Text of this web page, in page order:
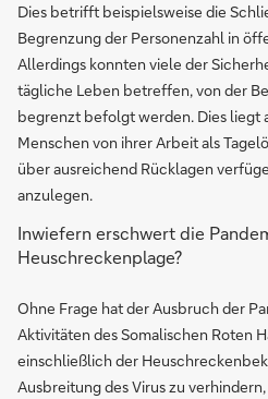
Dies betrifft beispielsweise die
Begrenzung der Personenzahl in
Allerdings konnten viele der
tägliche Leben betreffen, von der
begrenzt befolgt werden. Dies liegt
Menschen von ihrer Arbeit als
über ausreichend Rücklagen
anzulegen.
Inwiefern erschwert die
Heuschreckenplage?
Ohne Frage hat der Ausbruch der
Aktivitäten des Somalischen Roten
einschließlich der
Ausbreitung des Virus zu